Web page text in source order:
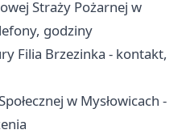
Straży Pożarnej w
godziny
Filia Brzezinka - kontakt,
w Mysłowicach -